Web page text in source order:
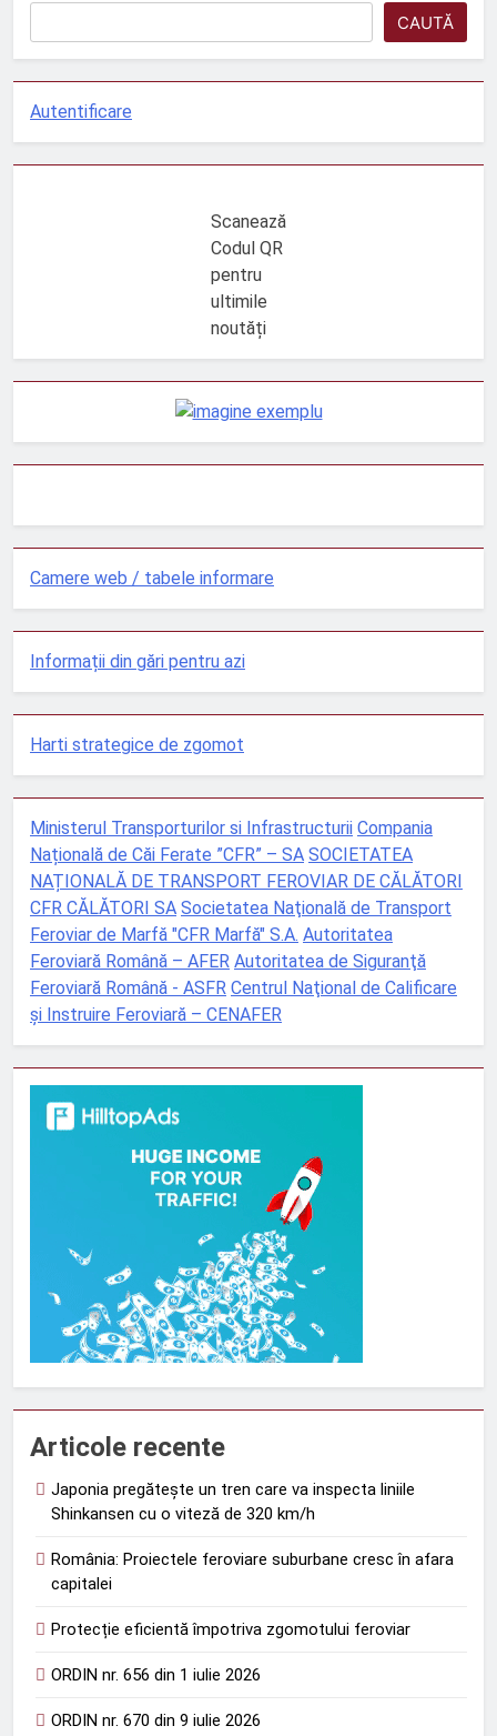
CAUTĂ
Autentificare
Scanează
Codul QR
pentru
ultimile
noutăți
Camere web / tabele informare
Informații din gări pentru azi
Harti strategice de zgomot
Ministerul Transporturilor si Infrastructurii Compania
Națională de Căi Ferate ”CFR” – SA SOCIETATEA
NAȚIONALĂ DE TRANSPORT FEROVIAR DE CĂLĂTORI
CFR CĂLĂTORI SA Societatea Naţională de Transport
Feroviar de Marfă "CFR Marfă" S.A. Autoritatea
Feroviară Română – AFER Autoritatea de Siguranţă
Feroviară Română - ASFR Centrul Naţional de Calificare
şi Instruire Feroviară – CENAFER
Articole recente
Japonia pregătește un tren care va inspecta liniile
Shinkansen cu o viteză de 320 km/h
România: Proiectele feroviare suburbane cresc în afara
capitalei
Protecție eficientă împotriva zgomotului feroviar
ORDIN nr. 656 din 1 iulie 2026
ORDIN nr. 670 din 9 iulie 2026